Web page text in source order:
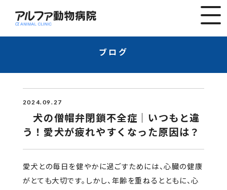
ブログ
2024.09.27
犬の僧帽弁閉鎖不全症｜いつもと違
う！愛犬が疲れやすくなった原因は？
愛犬との毎日を健やかに過ごすためには、心臓の健康
がとても大切です。しかし、年齢を重ねるとともに、心